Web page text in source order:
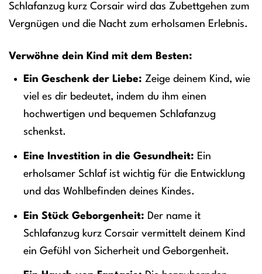
Schlafanzug kurz Corsair wird das Zubettgehen zum
Vergnügen und die Nacht zum erholsamen Erlebnis.
Verwöhne dein Kind mit dem Besten:
Ein Geschenk der Liebe: Zeige deinem Kind, wie
viel es dir bedeutet, indem du ihm einen
hochwertigen und bequemen Schlafanzug
schenkst.
Eine Investition in die Gesundheit: Ein
erholsamer Schlaf ist wichtig für die Entwicklung
und das Wohlbefinden deines Kindes.
Ein Stück Geborgenheit: Der name it
Schlafanzug kurz Corsair vermittelt deinem Kind
ein Gefühl von Sicherheit und Geborgenheit.